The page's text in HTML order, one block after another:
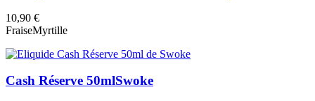
10,90 €
FraiseMyrtille
Cash Réserve 50mlSwoke